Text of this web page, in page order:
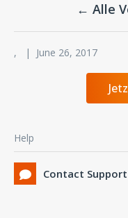
← Alle
, | June 26, 2017
Help
Contact Support